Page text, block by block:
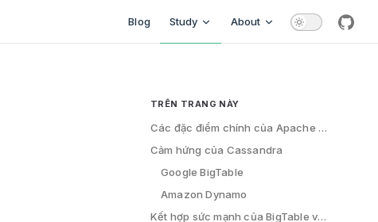
Blog Study About
TRÊN TRANG NÀY
Table of Contents for current pageCác đặc điểm chính của Apache Cassandra
Cảm hứng của Cassandra
Google BigTable
Amazon Dynamo
Kết hợp sức mạnh của BigTable và Dynamo